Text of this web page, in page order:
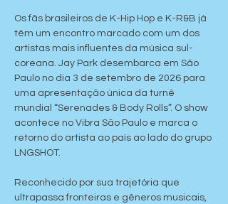
Os fãs brasileiros de K-Hip Hop e K-R&B já
têm um encontro marcado com um dos
artistas mais influentes da música sul-
coreana. Jay Park desembarca em São
Paulo no dia 3 de setembro de 2026 para
uma apresentação única da turnê
mundial “Serenades & Body Rolls”. O show
acontece no Vibra São Paulo e marca o
retorno do artista ao país ao lado do grupo
LNGSHOT.
Reconhecido por sua trajetória que
ultrapassa fronteiras e gêneros musicais,